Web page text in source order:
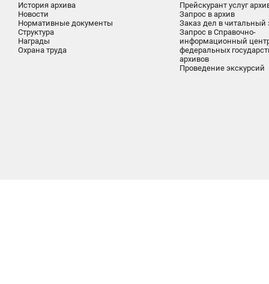
История архива
Новости
Нормативные документы
Структура
Награды
Охрана труда
Прейскурант услуг
Запрос в архив
Заказ дел в читальный
Запрос в Справочно-
информационный
федеральных
архивов
Проведение экскурсий